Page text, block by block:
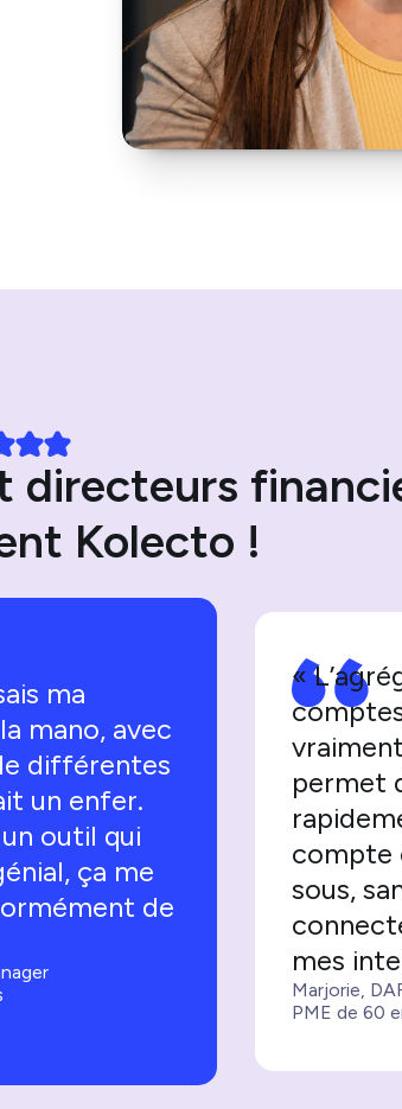
Kolecto !
ma
mano, avec
différentes
un enfer.
outil qui
ça me
de
«
permet
compte
sous,
mes
Marjorie,
PME de 60